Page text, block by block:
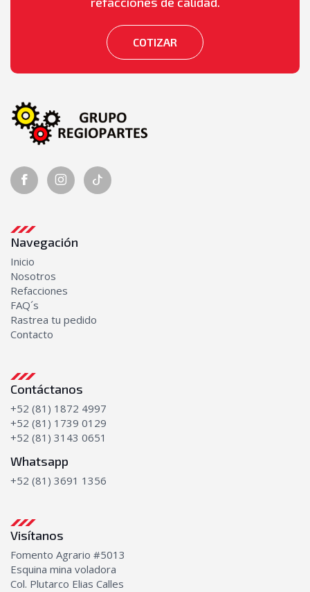
Sistema de enfriamiento
Abanicos
Mangueras
Radiadores
Alternadores
Bobinas de ignición
Motores de arranque (marchas)
Switch de encendido
Sistema Hidráulico
Bombas de Aceite
Transmisión
Bombas de transmisión
Discos y platos
Transmisiones completas
COTIZAR
Navegación
Inicio
Nosotros
Refacciones
FAQ´s
Rastrea tu pedido
Contacto
Contáctanos
+52 (81) 1872 4997
+52 (81) 1739 0129
+52 (81) 3143 0651
Whatsapp
+52 (81) 3691 1356
Visítanos
Fomento Agrario #5013
Esquina mina voladora
Col. Plutarco Elias Calles